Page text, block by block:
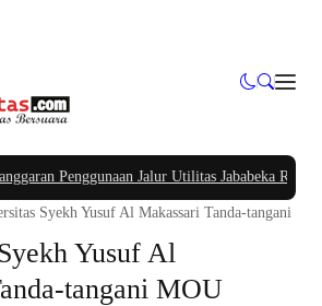
Penggunaan Jalur Utilitas Jababeka Resmi Naik
Syekh Yusuf Al Makassari Tanda-tangani
Yusuf Al
tangani MOU